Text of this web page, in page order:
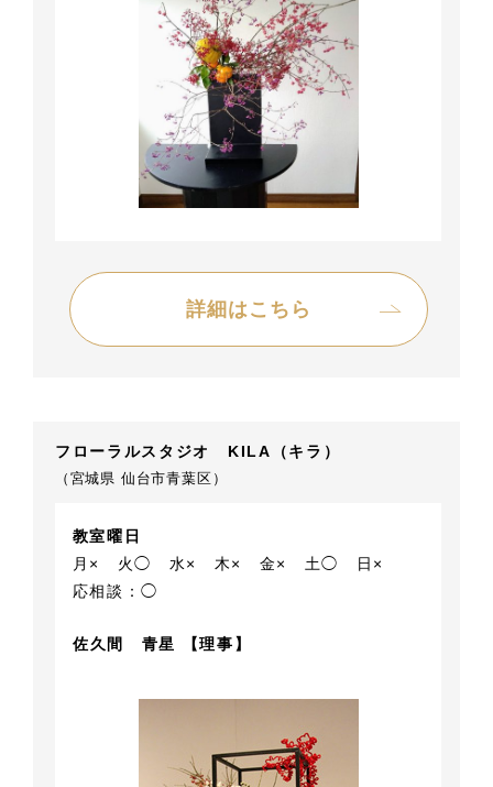
詳細はこちら
フローラルスタジオ KILA（キラ）
（宮城県 仙台市青葉区）
教室曜日
月×
火◯ 水× 木× 金× 土◯
日×
応相談：◯
佐久間 青星 【理事】